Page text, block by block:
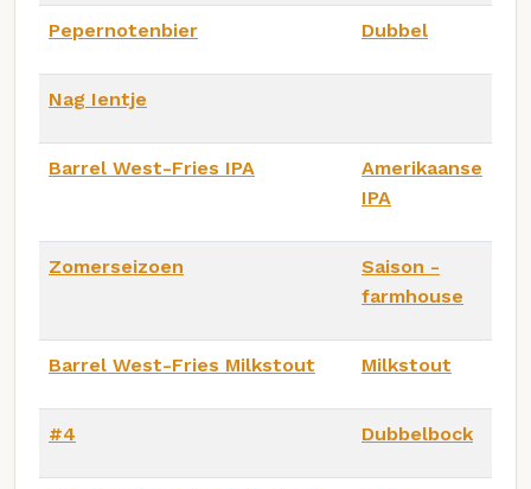
Pepernotenbier Dubbel
Nag Ientje
Barrel West-Fries IPA
Amerikaanse
IPA
Zomerseizoen
Saison -
farmhouse
Barrel West-Fries Milkstout Milkstout
#4 Dubbelbock